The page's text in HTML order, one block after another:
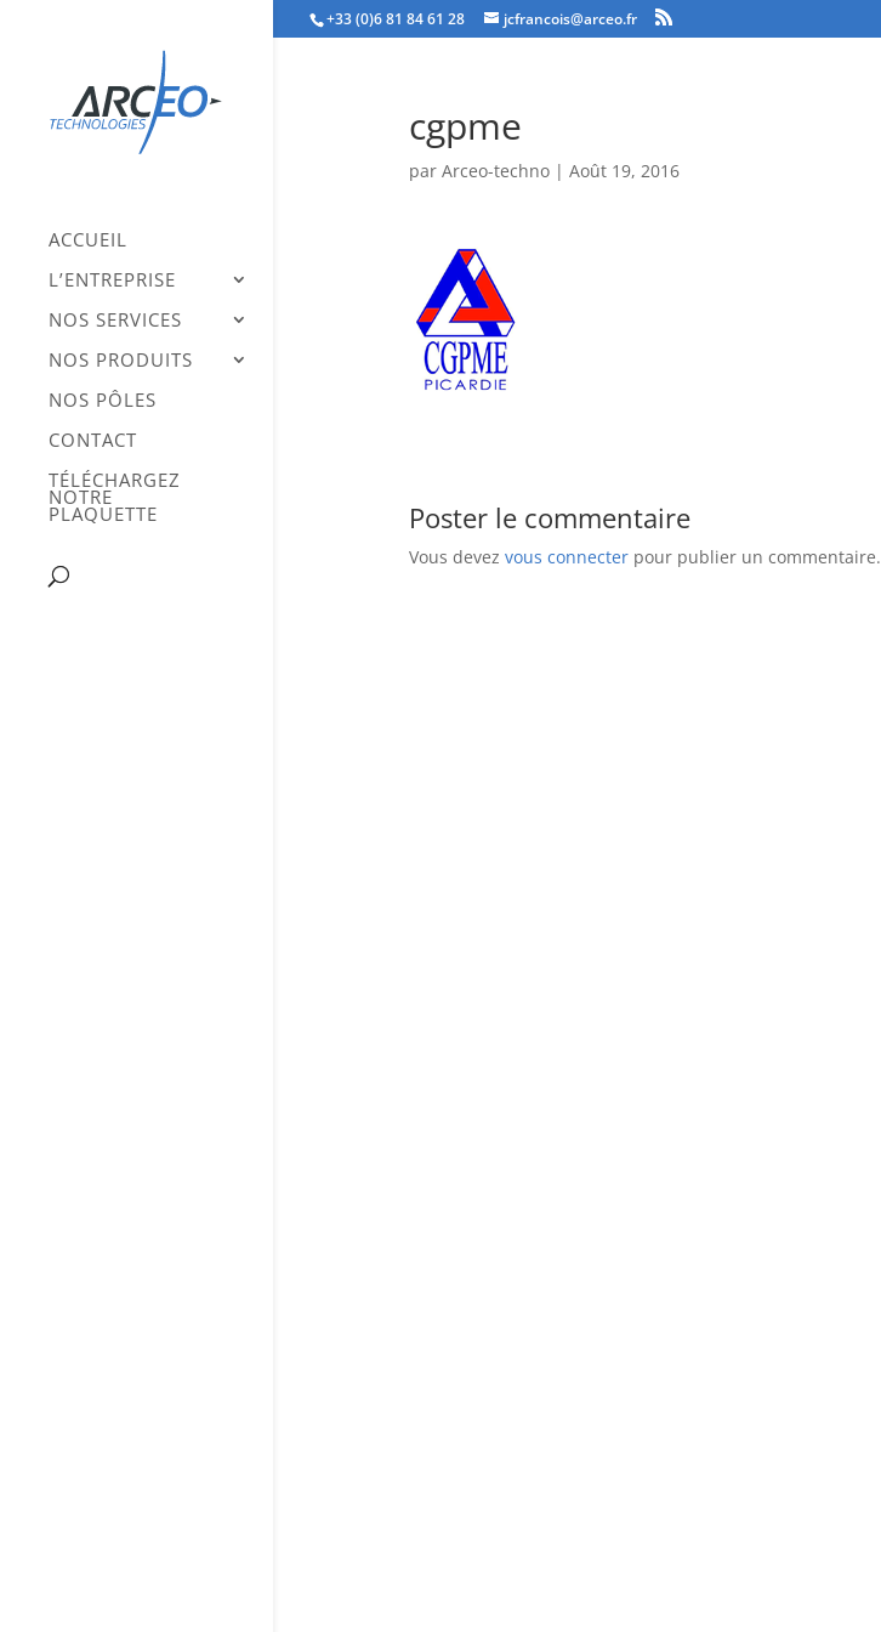
+33 (0)6 81 84 61 28 jcfrancois@arceo.fr
ACCUEIL
L’ENTREPRISE
NOS SERVICES
NOS PRODUITS
NOS PÔLES
CONTACT
TÉLÉCHARGEZ
NOTRE
PLAQUETTE
cgpme
par Arceo-techno| Août 19, 2016
Poster le commentaire
Vous devez vous connecterpour publier un commentaire.